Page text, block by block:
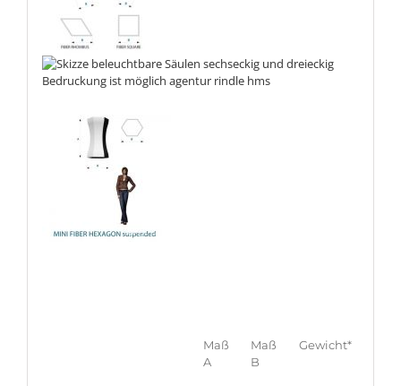
Maß
A
Maß
B
Gewicht*